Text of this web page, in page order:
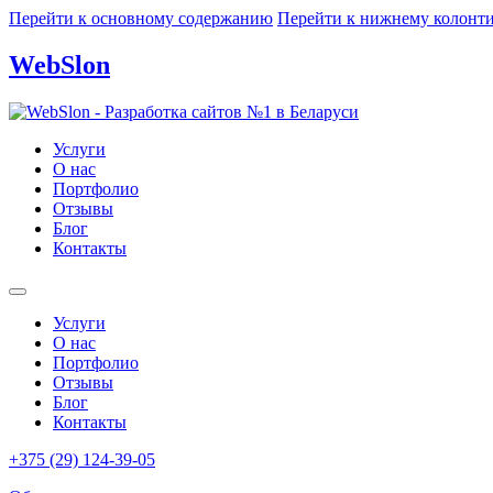
Перейти к основному содержанию Перейти к нижнему
WebSlon
Услуги
О нас
Портфолио
Отзывы
Блог
Контакты
Услуги
О нас
Портфолио
Отзывы
Блог
Контакты
+375 (29) 124-39-05